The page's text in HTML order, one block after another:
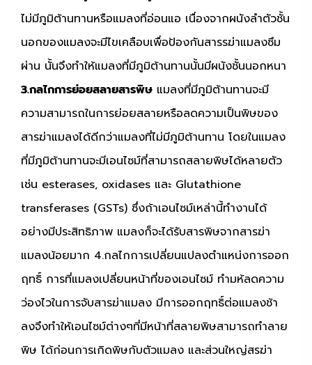
ไม่มีภูมิต้านทานหรือแมลงที่อ่อนแอ เนื่องจากผนังลำตัวชั้น
นอกของแมลงจะมีไขเคลือบเพื่อป้องกันสารรฆ่าแมลงซึม
ผ่าน นั้นจึงทำให้แมลงที่มีภูมิต้านทานนั้นมีผนังชั้นนอกหนา
3.กลไกการย่อยสลายสารพิษ แมลงที่มีภูมิต้านทานจะมี
ความสามารถในการย่อยสลายหรือลดความเป็นพิษของ
สารฆ่าแมลงได้ดีกว่าแมลงที่ไม่มีภูมิต้านทาน โดยในแมลง
ที่มีภูมิต้านทานจะมีเอนไซม์ที่สามารถสลายพิษได้หลายตัว
เช่น esterases, oxidases และ Glutathione
transferases (GSTs) ซึ่งถ้าเอนไซม์เหล่านี้ทำงานได้
อย่างมีประสิทธิภาพ แมลงก็จะได้รับสารพิษจากสารฆ่า
แมลงน้อยมาก 4.กลไกการเปลี่ยนแปลงตำแหน่งการออก
ฤทธิ์ การที่แมลงเปลี่ยนหน้าที่ของเอนไซม์ ทำมห้ลดความ
ว่องไวในการจับสารฆ่าแมลง มีการออกฤทธิ์ต่อแมลงช้า
ลงจึงทำให้เอนไซม์ต่างๆที่มีหน้าที่สลายพิษสามารถทำลาย
พิษ ได้ก่อนการเกิดพิษกับตัวแมลง และส่วนใหญ่สรฆ่า